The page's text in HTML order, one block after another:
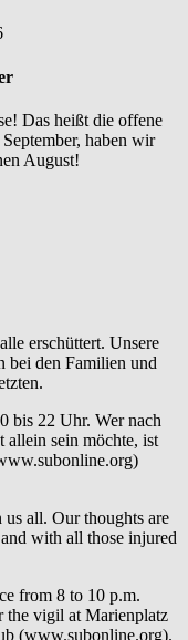
Das heißt die offene
haben wir
August!
erschüttert. Unsere
bei den Familien und
bis 22 Uhr. Wer nach
allein sein möchte, ist
all. Our thoughts are
with all those injured
from 8 to 10 p.m.
the vigil at Marienplatz
(www.subonline.org).